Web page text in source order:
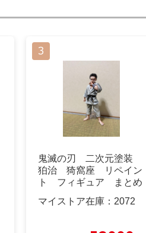
鬼滅の刃 二次元塗装
狛治 猗窩座 リペイン
ト フィギュア まとめ
マイストア在庫： 2072